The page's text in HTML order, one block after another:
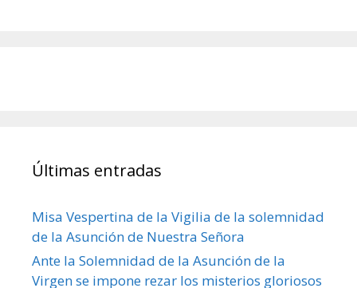
Últimas entradas
Misa Vespertina de la Vigilia de la solemnidad
de la Asunción de Nuestra Señora
Ante la Solemnidad de la Asunción de la
Virgen se impone rezar los misterios gloriosos